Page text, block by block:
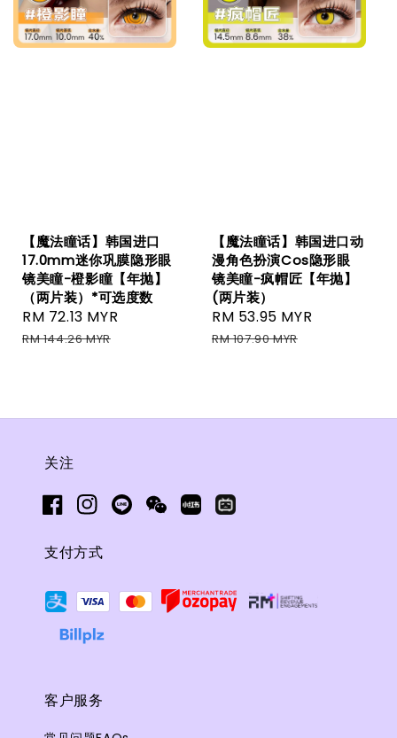
【魔法瞳话】韩国进口
17.0mm迷你巩膜隐形眼
镜美瞳-橙影瞳【年抛】
（两片装）*可选度数
Sale
price
RM 72.13 MYR
RM 144.26 MYR
【魔法瞳话】韩国进口动
漫角色扮演Cos隐形眼
镜美瞳-疯帽匠【年抛】
(两片装）
Sale
price
RM 53.95 MYR
RM 107.90 MYR
关注
支付方式
客户服务